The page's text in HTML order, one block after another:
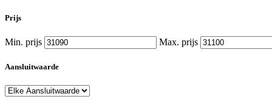
Prijs
Min. prijs Max. prijs
Aansluitwaarde